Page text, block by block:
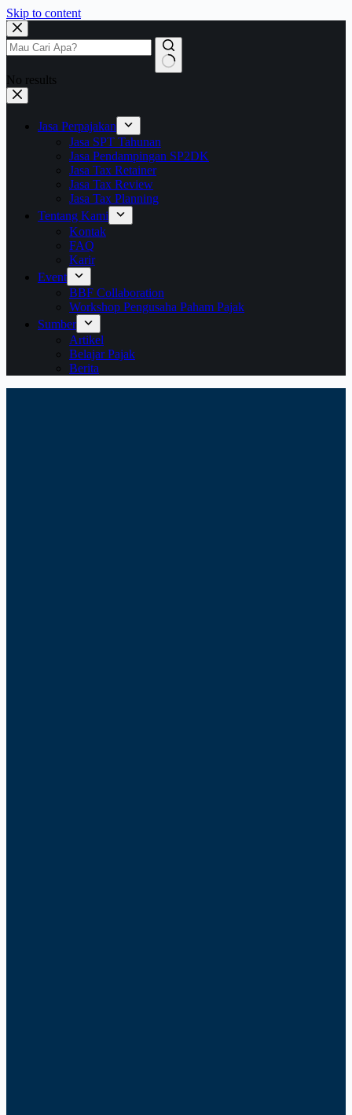
Skip to content
No results
Jasa Perpajakan
Jasa SPT Tahunan
Jasa Pendampingan SP2DK
Jasa Tax Retainer
Jasa Tax Review
Jasa Tax Planning
Tentang Kami
Kontak
FAQ
Karir
Event
BBF Collaboration
Workshop Pengusaha Paham Pajak
Sumber
Artikel
Belajar Pajak
Berita